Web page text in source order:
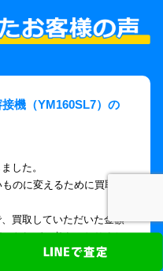
機（YM160SL7）の
した。
のに変えるために買取依
買取していただいた金額
きればと考えておりまし
ので、金額はつかないだ